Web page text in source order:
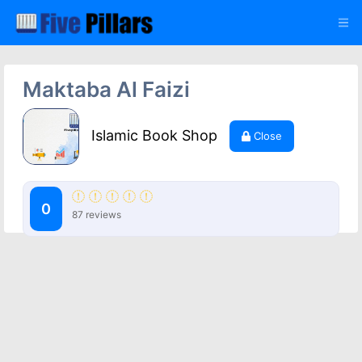
Maktaba Al Faizi
Islamic Book Shop Close
0 87 reviews